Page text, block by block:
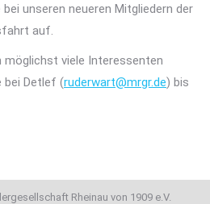
unseren neueren Mitgliedern der
auf.
möglichst viele Interessenten
bei Detlef (ruderwart@mrgr.de) bis
Rheinau von 1909 e.V.